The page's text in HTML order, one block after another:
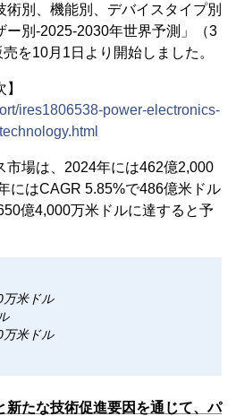
術別、機能別、デバイスタイプ別
ー別-2025-2030年世界予測」（3
を10月1日より開始しました。
ires1806538-power-electronics-
市場は、2024年には462億2,000
にはCAGR 5.85%で486億米ドル
億4,000万米ドルに達すると予
米ドル
米ドル
新たな技術促進要因を通じて、パ